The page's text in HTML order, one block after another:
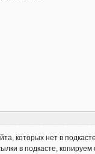
которых нет в
в подкасте, копируем